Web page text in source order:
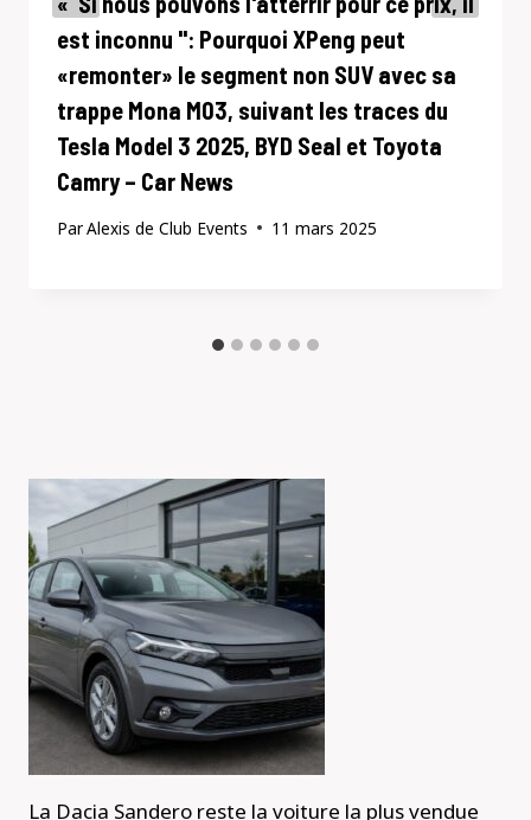
est inconnu '': Pourquoi XPeng peut
«remonter» le segment non SUV avec sa
trappe Mona M03, suivant les traces du
Tesla Model 3 2025, BYD Seal et Toyota
Camry – Car News
ParAlexis de Club Events 11 mars 2025
La Dacia Sandero reste la voiture la plus vendue